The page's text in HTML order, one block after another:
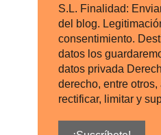
S.L. Finalidad:
del blog.
consentimiento.
datos los
datos privada
derecho, entre otros,
rectificar, limitar y